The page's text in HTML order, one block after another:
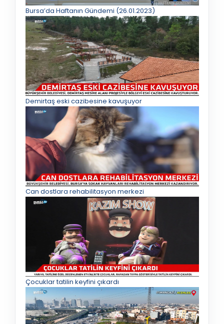
Bursa’da Haftanın Gündemi (26.01.2023)
Demirtaş eski cazibesine kavuşuyor
Can dostlara rehabilitasyon merkezi
Çocuklar tatilin keyfini çıkardı